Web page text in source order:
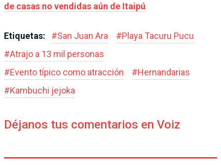
de casas no vendidas aún de Itaipú
Etiquetas: #San Juan Ara #Playa Tacuru Pucu
#Atrajo a 13 mil personas
#Evento típico como atracción #Hernandarias
#Kambuchi jejoka
Déjanos tus comentarios en Voiz